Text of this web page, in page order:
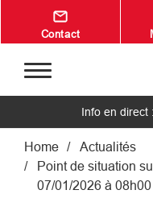
Aller au contenu principal
Contact
Info en direct
Fil d'Ariane
Home
Actualités
Point de situation
07/01/2026 à 08h00